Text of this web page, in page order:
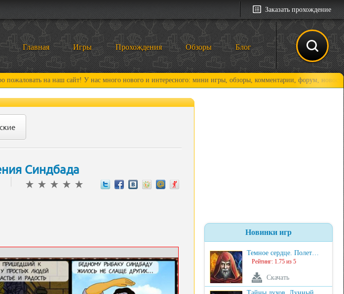
Заказать прохождение
Главная Игры Прохождения Обзоры Блог
на наш сайт! У нас много нового и интересного: мини игры, обзоры, комментарии, форум, новости и,
Синдбада
Новинки игр
Темное сердце. Полет…
Рейтинг: 1.75 из 5
Скачать